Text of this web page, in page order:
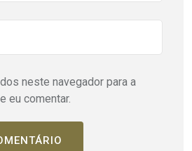
neste navegador para a
eu comentar.